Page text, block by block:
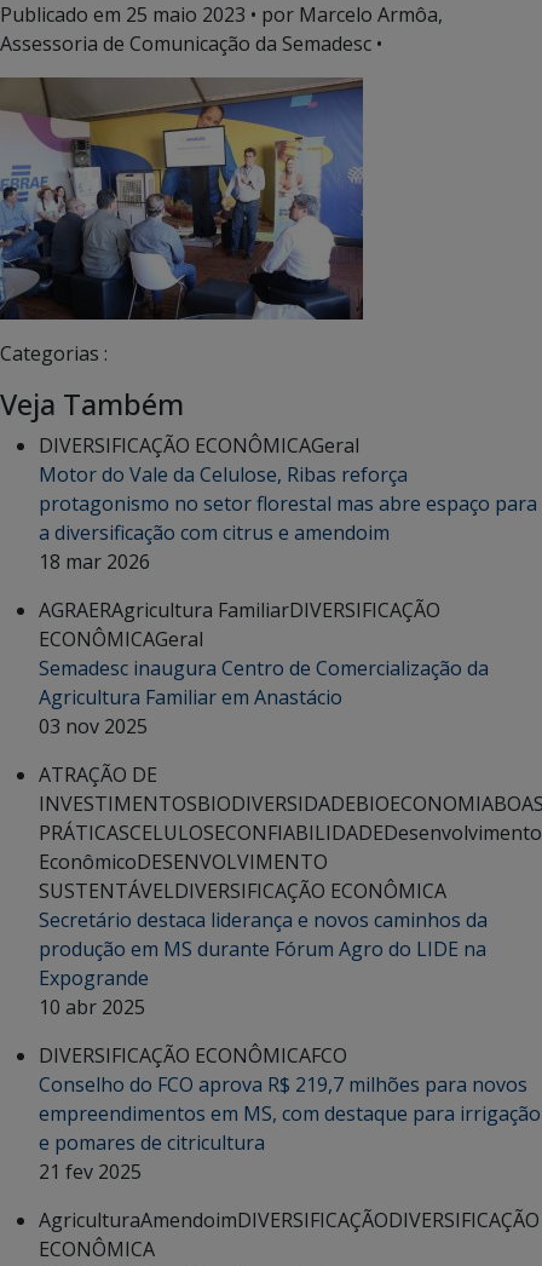
Publicado em 25 maio 2023 • por Marcelo Armôa,
Assessoria de Comunicação da Semadesc •
Categorias :
Veja Também
DIVERSIFICAÇÃO ECONÔMICAGeral
Motor do Vale da Celulose, Ribas reforça
protagonismo no setor florestal mas abre espaço para
a diversificação com citrus e amendoim
18 mar 2026
AGRAERAgricultura FamiliarDIVERSIFICAÇÃO
ECONÔMICAGeral
Semadesc inaugura Centro de Comercialização da
Agricultura Familiar em Anastácio
03 nov 2025
ATRAÇÃO DE
INVESTIMENTOSBIODIVERSIDADEBIOECONOMIA
PRÁTICASCELULOSECONFIABILIDADEDesenvolvimento
EconômicoDESENVOLVIMENTO
SUSTENTÁVELDIVERSIFICAÇÃO ECONÔMICA
Secretário destaca liderança e novos caminhos da
produção em MS durante Fórum Agro do LIDE na
Expogrande
10 abr 2025
DIVERSIFICAÇÃO ECONÔMICAFCO
Conselho do FCO aprova R$ 219,7 milhões para novos
empreendimentos em MS, com destaque para irrigação
e pomares de citricultura
21 fev 2025
AgriculturaAmendoimDIVERSIFICAÇÃODIVERSIFICAÇÃO
ECONÔMICA